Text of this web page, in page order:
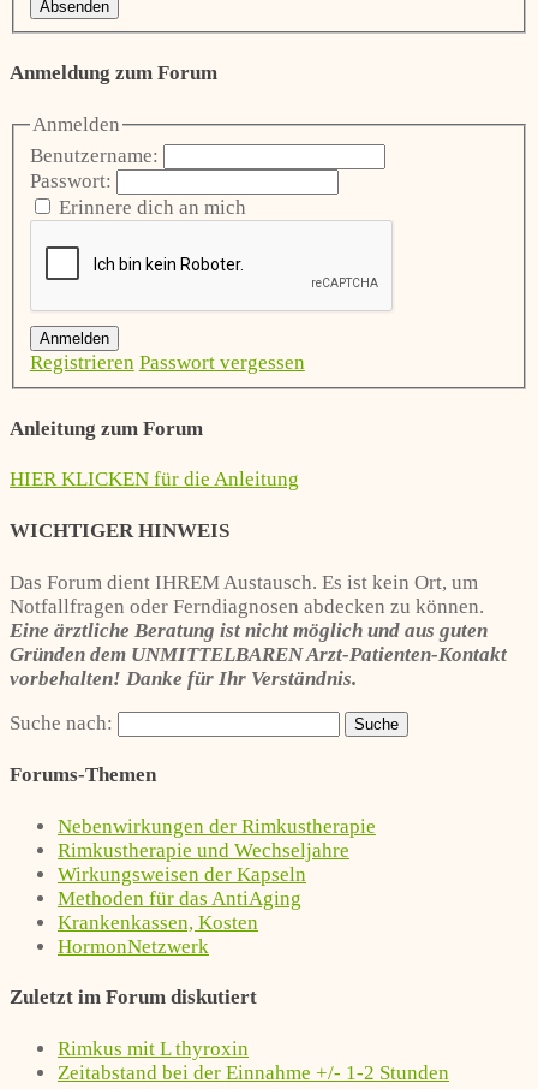
Absenden
Anmeldung zum Forum
Anmelden
Benutzername:
Passwort:
Erinnere dich an mich
Anmelden
Registrieren Passwort vergessen
Anleitung zum Forum
HIER KLICKEN für die Anleitung
WICHTIGER HINWEIS
Das Forum dient IHREM Austausch. Es ist kein Ort, um
Notfallfragen oder Ferndiagnosen abdecken zu können.
Eine ärztliche Beratung ist nicht möglich und aus guten
Gründen dem UNMITTELBAREN Arzt-Patienten-Kontakt
vorbehalten! Danke für Ihr Verständnis.
Suche nach:
Forums-Themen
Nebenwirkungen der Rimkustherapie
Rimkustherapie und Wechseljahre
Wirkungsweisen der Kapseln
Methoden für das AntiAging
Krankenkassen, Kosten
HormonNetzwerk
Zuletzt im Forum diskutiert
Rimkus mit L thyroxin
Zeitabstand bei der Einnahme +/- 1-2 Stunden